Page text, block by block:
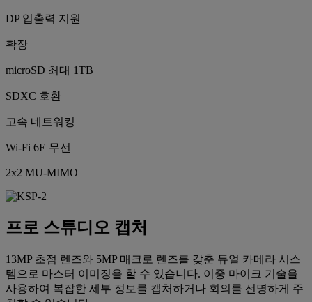
DP 입출력 지원
확장
microSD 최대 1TB
SDXC 호환
고속 네트워킹
Wi-Fi 6E 무선
2x2 MU-MIMO
프로 스튜디오 캡처
13MP 초점 렌즈와 5MP 매크로 렌즈를 갖춘 듀얼 카메라 시스
템으로 마스터 이미징을 할 수 있습니다. 이중 마이크 기술을
사용하여 복잡한 세부 정보를 캡처하거나 회의를 선명하게 주